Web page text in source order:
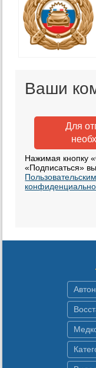
Ваши
Для
Нажимая кнопку
«Подписаться»